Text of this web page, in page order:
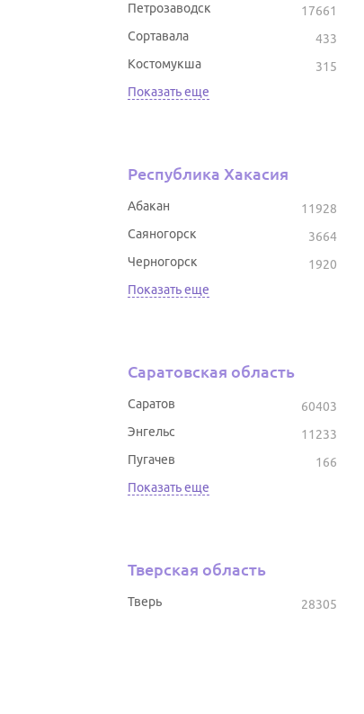
17661
Петрозаводск
433
Сортавала
315
Костомукша
Показать еще
Республика Хакасия
11928
Абакан
3664
Саяногорск
1920
Черногорск
Показать еще
Саратовская область
60403
Саратов
11233
Энгельс
166
Пугачев
Показать еще
Тверская область
28305
Тверь